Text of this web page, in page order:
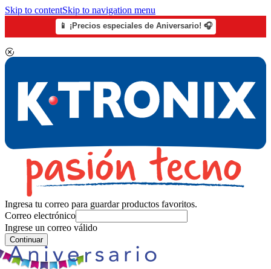
Skip to contentSkip to navigation menu
📱 ¡Precios especiales de Aniversario! 🎧
Ingresa tu correo para guardar productos favoritos.
Correo electrónico
Ingrese un correo válido
Continuar